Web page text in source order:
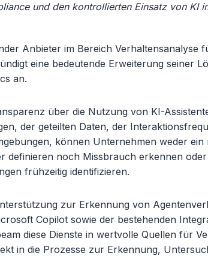
und den kontrollierten Einsatz von KI
Anbieter im Bereich Verhaltensanalyse
eine bedeutende Erweiterung seiner
an.
über die Nutzung von KI-
der geteilten Daten, der
können Unternehmen weder ein
definieren noch Missbrauch erkennen
frühzeitig identifizieren.
zur Erkennung von
Copilot sowie der bestehenden
diese Dienste in wertvolle Quellen für
in die Prozesse zur Erkennung,